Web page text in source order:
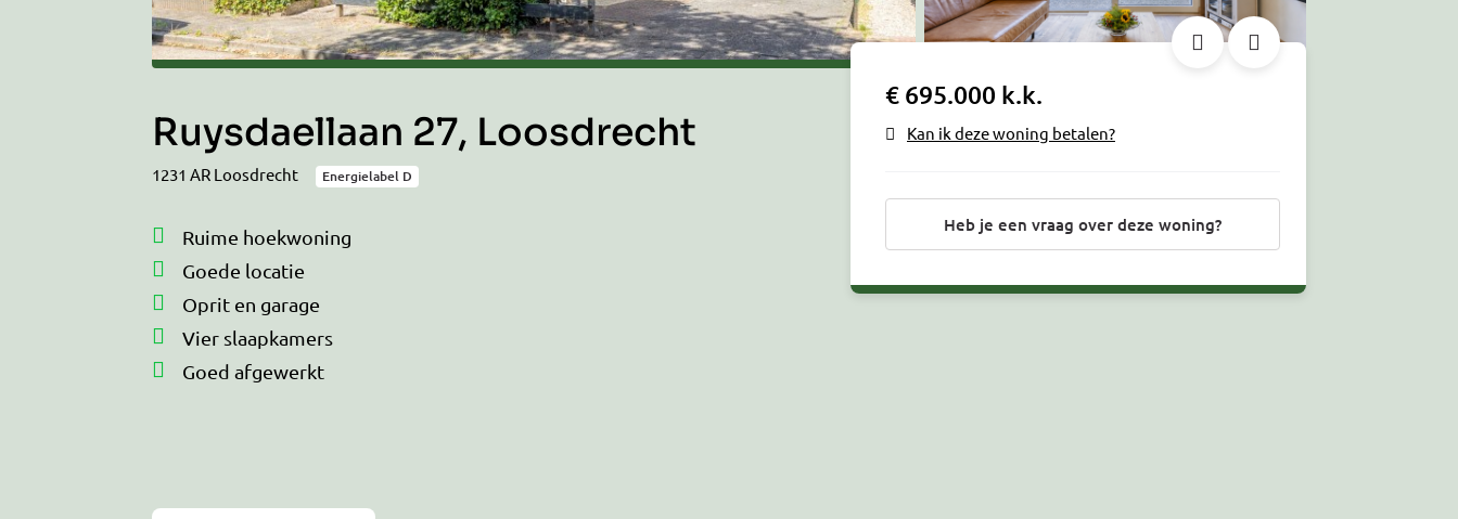
Ruysdaellaan 27, Loosdrecht
1231 AR Loosdrecht Energielabel D
Ruime hoekwoning
Goede locatie
Oprit en garage
Vier slaapkamers
Goed afgewerkt
€ 695.000 k.k.
Kan ik deze woning betalen?
Heb je een vraag over deze woning?